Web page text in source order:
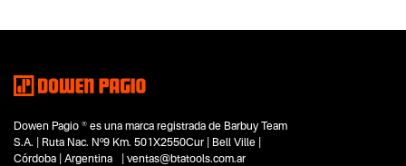
Segmentos - pendiente
Capacidad
No items found.
Dowen Pagio ® es una marca registrada de Barbuy Team
S.A. | Ruta Nac. Nº9 Km. 501X2550Cur | Bell Ville |
Córdoba | Argentina | ventas@btatools.com.ar